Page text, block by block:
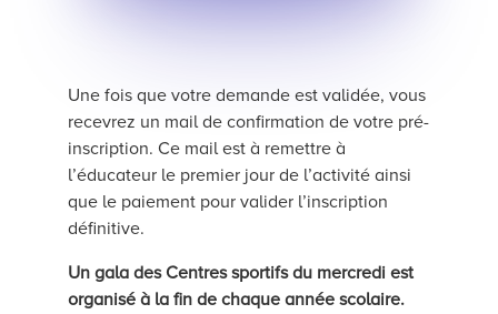
Une fois que votre demande est validée, vous
recevrez un mail de confirmation de votre pré-
inscription. Ce mail est à remettre à
l’éducateur le premier jour de l’activité ainsi
que le paiement pour valider l’inscription
définitive.
Un gala des Centres sportifs du mercredi est
organisé à la fin de chaque année scolaire.